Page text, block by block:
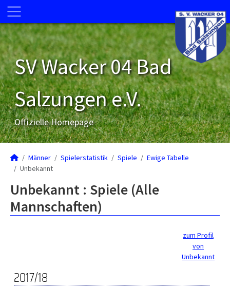
SV Wacker 04 Bad
Salzungen e.V.
Offizielle Homepage
Männer Spielerstatistik Spiele
Ewige Tabelle
Unbekannt
Unbekannt : Spiele (Alle
Mannschaften)
zum Profil
von
Unbekannt
2017/18